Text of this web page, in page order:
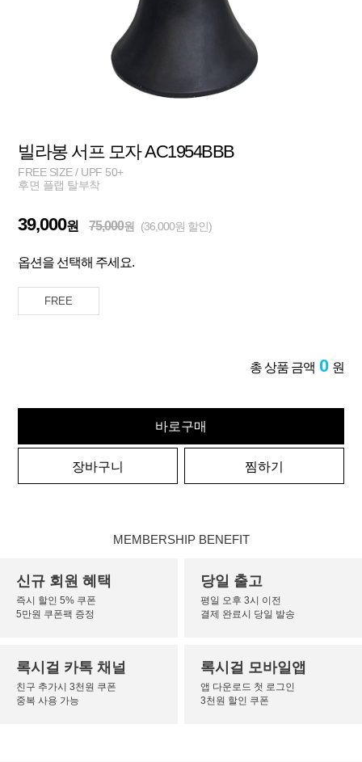
빌라봉 서프 모자 AC1954BBB
FREE SIZE / UPF 50+
후면 플랩 탈부착
39,000원 75,000원 (36,000원 할인)
옵션을 선택해 주세요.
FREE
총 상품 금액 0 원
바로구매
장바구니 찜하기
MEMBERSHIP BENEFIT
신규 회원 혜택
즉시 할인 5% 쿠폰
5만원 쿠폰팩 증정
당일 출고
평일 오후 3시 이전
결제 완료시 당일 발송
록시걸 카톡 채널
친구 추가시 3천원 쿠폰
중복 사용 가능
록시걸 모바일앱
앱 다운로드 첫 로그인
3천원 할인 쿠폰